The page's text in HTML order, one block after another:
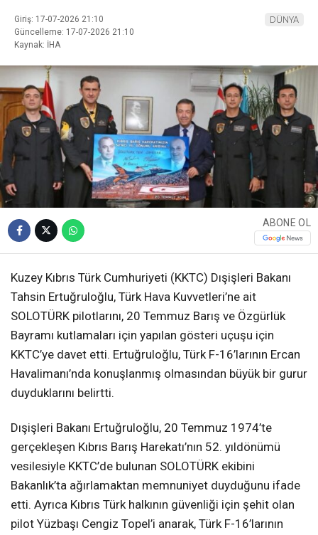
Giriş: 17-07-2026 21:10
Güncelleme: 17-07-2026 21:10
Kaynak: İHA
DÜNYA
ABONE OL
Kuzey Kıbrıs Türk Cumhuriyeti (KKTC) Dışişleri Bakanı
Tahsin Ertuğruloğlu, Türk Hava Kuvvetleri’ne ait
SOLOTÜRK pilotlarını, 20 Temmuz Barış ve Özgürlük
Bayramı kutlamaları için yapılan gösteri uçuşu için
KKTC’ye davet etti. Ertuğruloğlu, Türk F-16’larının Ercan
Havalimanı’nda konuşlanmış olmasından büyük bir gurur
duyduklarını belirtti.
Dışişleri Bakanı Ertuğruloğlu, 20 Temmuz 1974’te
gerçekleşen Kıbrıs Barış Harekatı’nın 52. yıldönümü
vesilesiyle KKTC’de bulunan SOLOTÜRK ekibini
Bakanlık’ta ağırlamaktan memnuniyet duyduğunu ifade
etti. Ayrıca Kıbrıs Türk halkının güvenliği için şehit olan
pilot Yüzbaşı Cengiz Topel’i anarak, Türk F-16’larının